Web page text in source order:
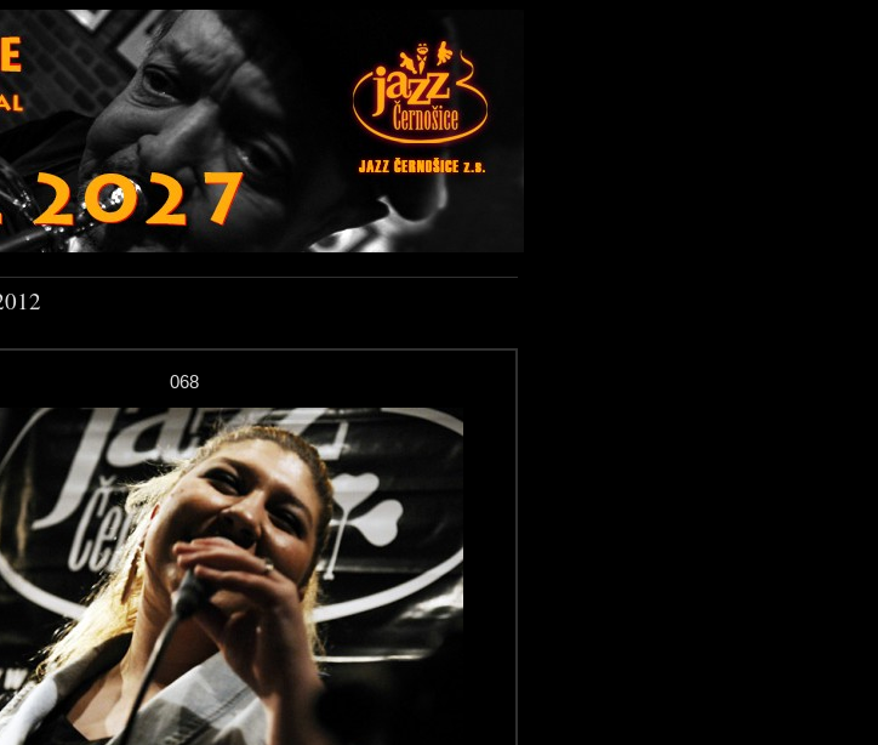
068